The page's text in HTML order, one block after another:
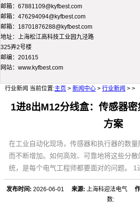
邮箱：67881109@kyfbest.com
邮箱：476294094@kyfbest.com
邮箱：18701876288@kyfbest.com
地址：上海松江高科技工业园九泾路
325弄2号楼
邮编：201615
网站：www.kyfbest.com
行业新闻 当前位置:主页 > 新闻中心 > 行业新闻 > >
1进8出M12分线盒：传感器
方案
在工业自动化现场，传感器和执行器的数
而不断增加。如何高效、可靠地将这些分
统，是每个电气工程师都要面对的问题。 1
发布时间: 2026-06-01 来源: 上海科迎法电气
数: